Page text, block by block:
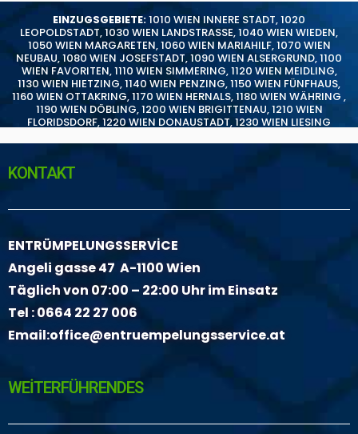
EINZUGSGEBIETE:1010 WIEN INNERE STADT,1020
LEOPOLDSTADT,1030 WIEN LANDSTRASSE,1040 WIEN WIEDEN,
1050 WIEN MARGARETEN,1060 WIEN MARIAHILF,1070 WIEN
NEUBAU,1080 WIEN JOSEFSTADT,1090 WIEN ALSERGRUND,1100
WIEN FAVORITEN,1110 WIEN SIMMERING,1120 WIEN MEIDLING,
1130 WIEN HIETZING,1140 WIEN PENZING,1150 WIEN FÜNFHAUS,
1160 WIEN OTTAKRING,1170 WIEN HERNALS,1180 WIEN WÄHRING ,
1190 WIEN DÖBLING,1200 WIEN BRIGITTENAU,1210 WIEN
FLORIDSDORF,1220 WIEN DONAUSTADT,1230 WIEN LIESING
KONTAKT
ENTRÜMPELUNGSSERVİCE
Angeli gasse 47 A-1100 Wien
Täglich von 07:00 – 22:00 Uhr im Einsatz
Tel :0664 22 27 006
Email:office@entruempelungsservice.at
WEİTERFÜHRENDES